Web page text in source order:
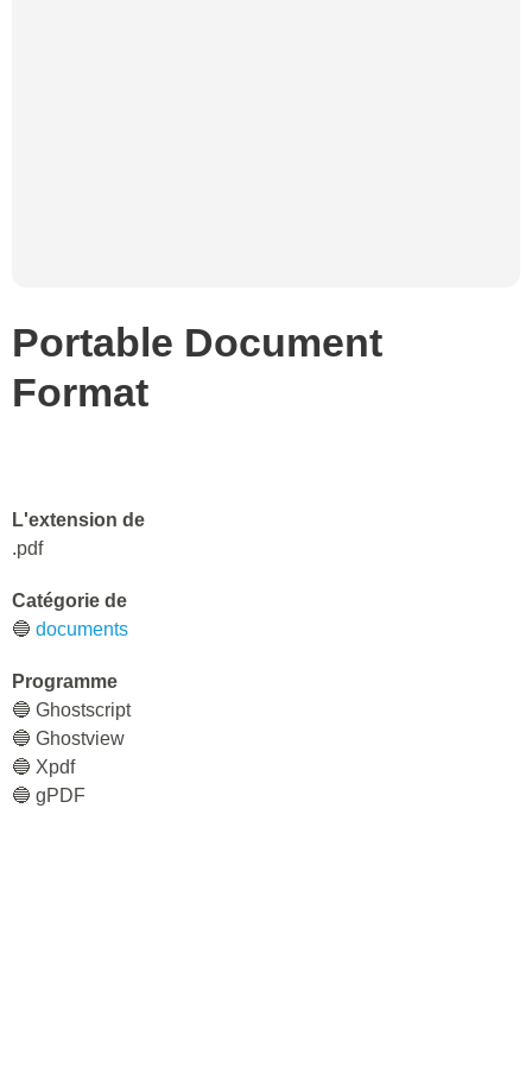
Portable Document
Format
L'extension de
.pdf
Catégorie de
🔵 documents
Programme
🔵 Ghostscript
🔵 Ghostview
🔵 Xpdf
🔵 gPDF